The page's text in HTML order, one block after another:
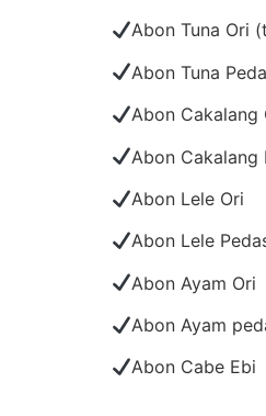
Abon Tuna Ori
Abon Tuna
Abon Cakalang
Abon Cakalang
Abon Lele Ori
Abon Lele
Abon Ayam Ori
Abon Ayam
Abon Cabe Ebi